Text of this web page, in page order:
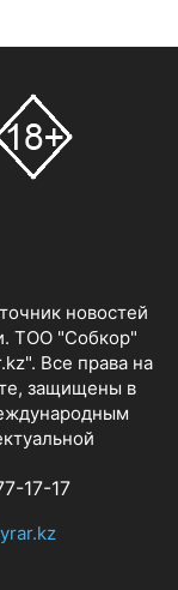
новостей
ТОО "Собкор"
Все права на
защищены в
17-17